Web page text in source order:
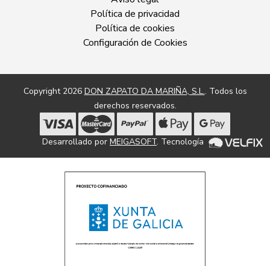
Política de privacidad
Política de cookies
Configuración de Cookies
Copyright 2026 DON ZAPATO DA MARIÑA, S.L.. Todos los
derechos reservados.
Desarrollado por MEIGASOFT. Tecnología